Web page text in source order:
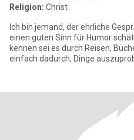
Religion: Christ
Ich bin jemand, der ehrliche
einen guten Sinn für Humor
kennen sei es durch Reisen, Bücher, spannende Menschen oder
einfach dadurch, Dinge